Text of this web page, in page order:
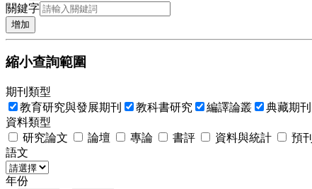
關鍵字
增加
縮小查詢範圍
期刊類型
教育研究與發展期刊
教科書研究 編譯論叢
典藏期刊
資料類型
研究論文
論壇 專論 書評 資料與統計 預刊
語文
年份